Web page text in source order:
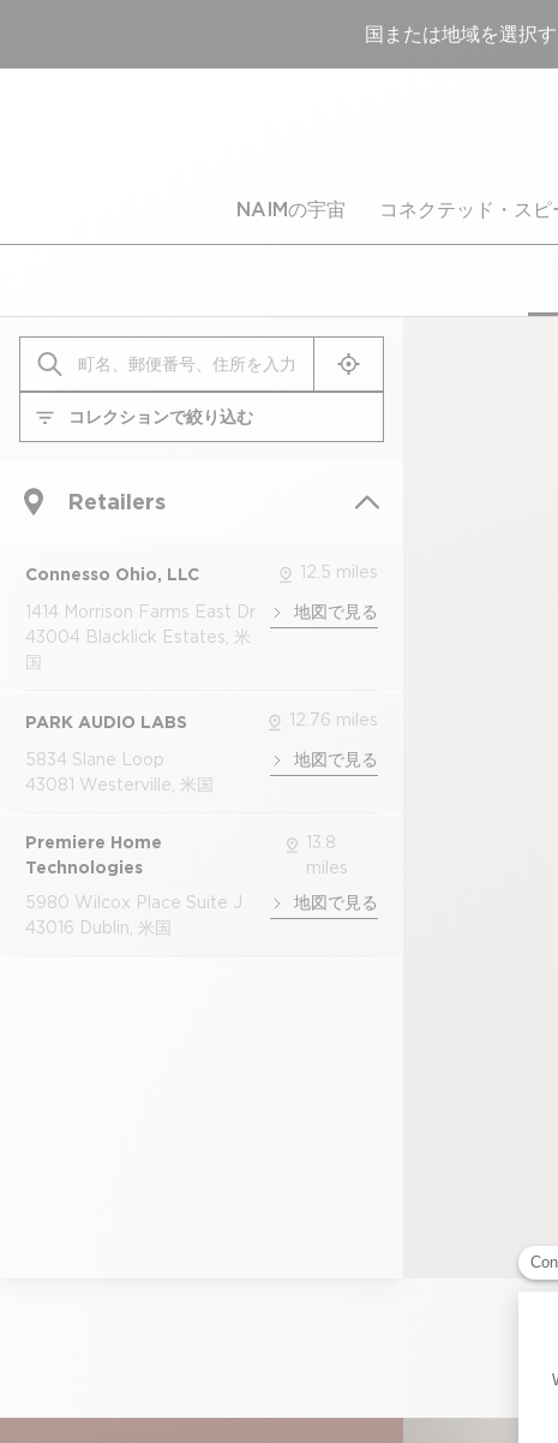
国または地域を選択
NAIMの宇宙 コネクテッド・スピ
ジオロケートミー
コレクションで絞り込む
Retailers
Connesso Ohio, LLC 12.5 miles
1414 Morrison Farms East Dr
43004 Blacklick Estates, 米
国
地図で見る
PARK AUDIO LABS 12.76 miles
5834 Slane Loop
43081 Westerville, 米国
地図で見る
Premiere Home
Technologies
13.8
miles
5980 Wilcox Place Suite J
43016 Dublin, 米国
地図で見る